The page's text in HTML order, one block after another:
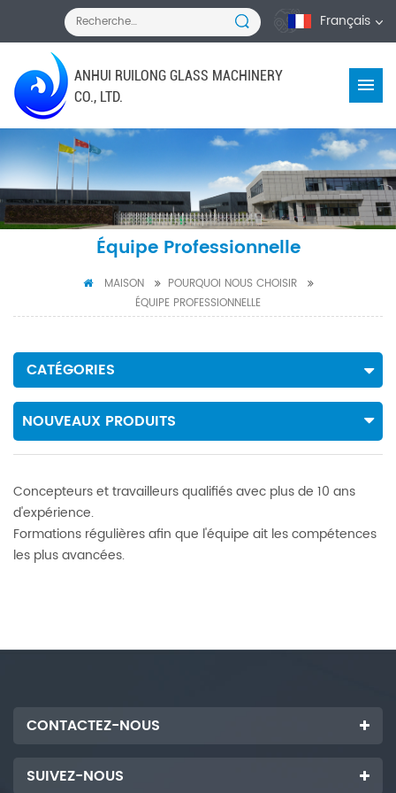
Français
ANHUI RUILONG GLASS MACHINERY
CO., LTD.
Équipe Professionnelle
MAISON
POURQUOI NOUS CHOISIR
ÉQUIPE PROFESSIONNELLE
CATÉGORIES
NOUVEAUX PRODUITS
Concepteurs et travailleurs qualifiés avec plus de 10 ans
d'expérience.
Formations régulières afin que l'équipe ait les compétences
les plus avancées.
CONTACTEZ-NOUS
SUIVEZ-NOUS